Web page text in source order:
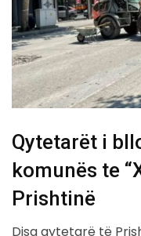
Qytetarët i
komunës te
Prishtinë
Disa qytetarë të